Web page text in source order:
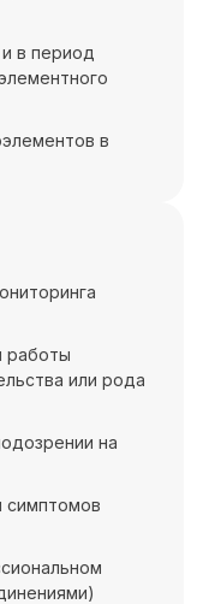
в период
в
работы
или рода
на
симптомов